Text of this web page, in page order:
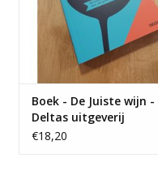
Boek - De Juiste wijn -
Deltas uitgeverij
€18,20